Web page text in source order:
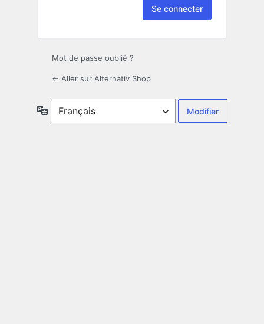
Mot de passe oublié ?
← Aller sur Alternativ Shop
Langue